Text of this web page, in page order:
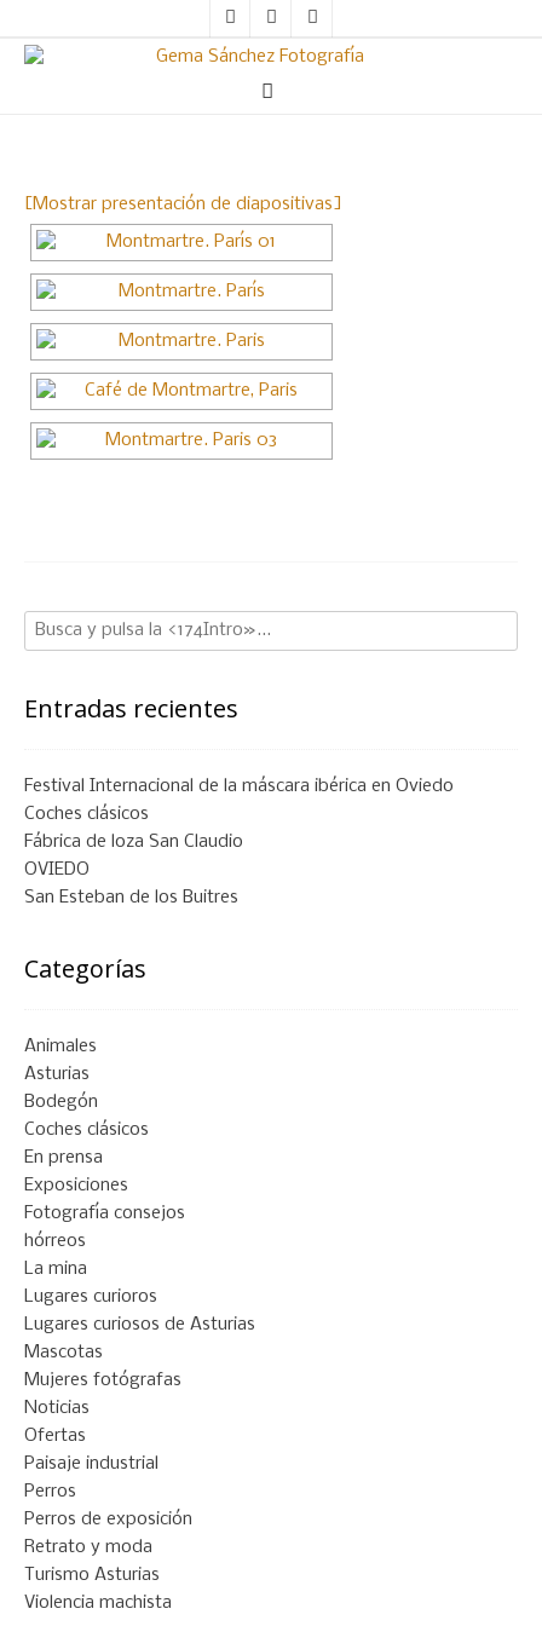
[Mostrar presentación de diapositivas]
Entradas recientes
Festival Internacional de la máscara ibérica en Oviedo
Coches clásicos
Fábrica de loza San Claudio
OVIEDO
San Esteban de los Buitres
Categorías
Animales
Asturias
Bodegón
Coches clásicos
En prensa
Exposiciones
Fotografía consejos
hórreos
La mina
Lugares curioros
Lugares curiosos de Asturias
Mascotas
Mujeres fotógrafas
Noticias
Ofertas
Paisaje industrial
Perros
Perros de exposición
Retrato y moda
Turismo Asturias
Violencia machista